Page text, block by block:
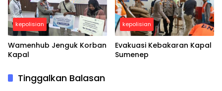
kepolisian
Wamenhub Jenguk Korban
Kapal
kepolisian
Evakuasi Kebakaran Kapal
Sumenep
Tinggalkan Balasan